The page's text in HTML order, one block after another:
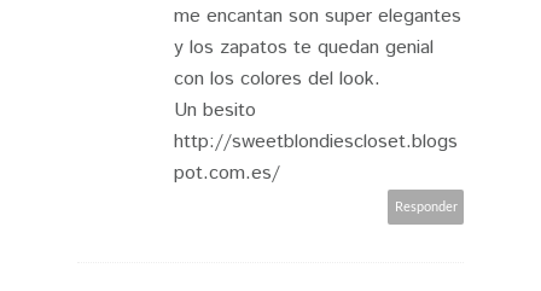
me encantan son super elegantes
y los zapatos te quedan genial
con los colores del look.
Un besito
http://sweetblondiescloset.blogs
pot.com.es/
Responder